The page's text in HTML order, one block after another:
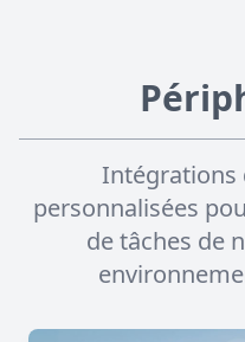
Intégrations
personnalisées
de tâches de